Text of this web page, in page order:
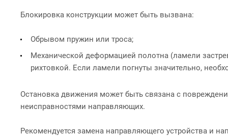
Блокировка конструкции может быть вызвана:
Обрывом пружин или троса;
Механической деформацией полотна (ламели
рихтовкой. Если ламели погнуты значительно,
Остановка движения может быть связана с
неисправностями направляющих.
Рекомендуется замена направляющего устройства и